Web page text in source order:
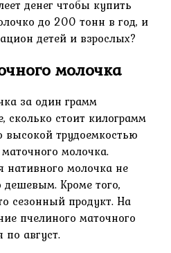
денег чтобы купить
до 200 тонн в год, и
детей и взрослых?
молочка
за один грамм
сколько стоит килограмм
высокой трудоемкостью
молочка.
нативного молочка не
дешевым. Кроме того,
сезонный продукт. На
пчелиного маточного
по август.